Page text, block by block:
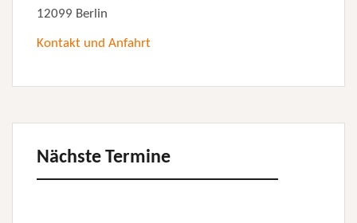
12099 Berlin
Kontakt und Anfahrt
Nächste Termine